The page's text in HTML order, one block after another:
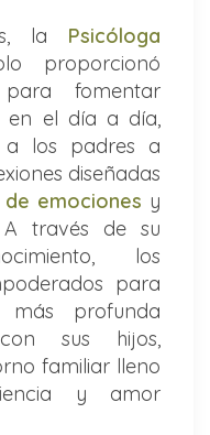
la Psicóloga
proporcionó
para fomentar
en el día a día,
a los padres a
diseñadas
emociones y
A través de su
los
para
más profunda
sus hijos,
familiar lleno
y amor